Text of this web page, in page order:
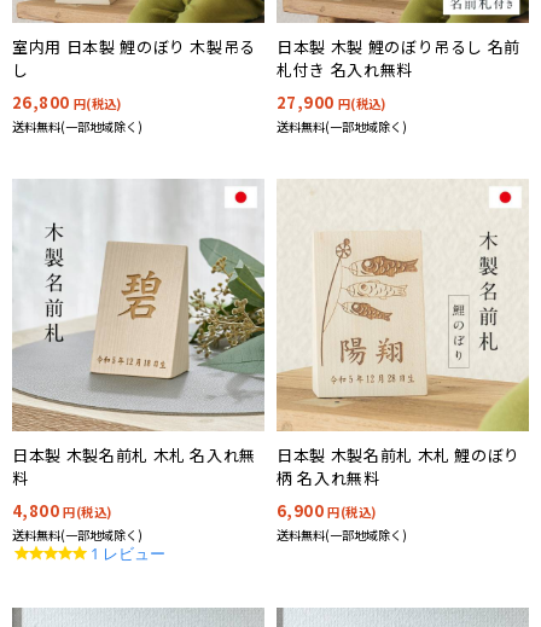
室内用 日本製 鯉のぼり 木製吊る
し
26,800 円(税込)
送料無料(一部地域除く)
日本製 木製 鯉のぼり吊るし 名前
札付き 名入れ無料
27,900 円(税込)
送料無料(一部地域除く)
日本製 木製名前札 木札 名入れ無
料
4,800円(税込)
送料無料(一部地域除く)
5.0
1 レビュー
日本製 木製名前札 木札 鯉のぼり
柄 名入れ無料
6,900円(税込)
送料無料(一部地域除く)